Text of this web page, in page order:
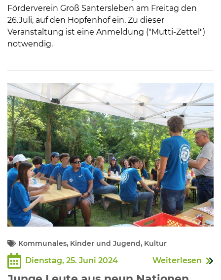
Förderverein Groß Santersleben am Freitag den
26.Juli, auf den Hopfenhof ein. Zu dieser
Veranstaltung ist eine Anmeldung ("Mutti-Zettel")
notwendig.
Kommunales, Kinder und Jugend, Kultur
Dienstag, 25. Juni 2024 Weiterlesen